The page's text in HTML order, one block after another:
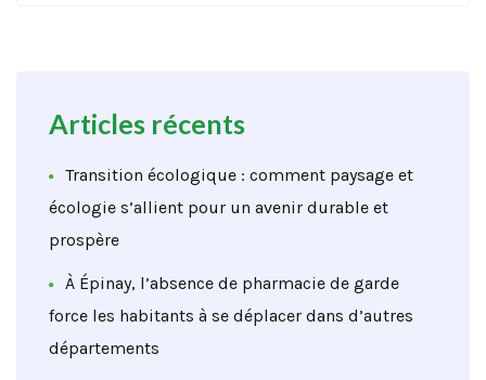
Articles récents
Transition écologique : comment paysage et
écologie s’allient pour un avenir durable et
prospère
À Épinay, l’absence de pharmacie de garde
force les habitants à se déplacer dans d’autres
départements